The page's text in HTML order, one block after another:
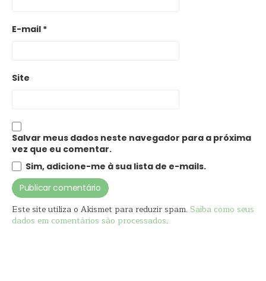
E-mail *
Site
Salvar meus dados neste navegador para a próxima
vez que eu comentar.
Sim, adicione-me à sua lista de e-mails.
Este site utiliza o Akismet para reduzir spam. Saiba como seus
dados em comentários são processados.